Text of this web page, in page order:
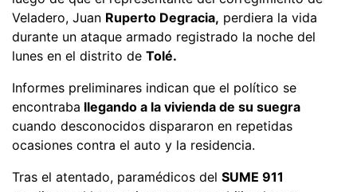
Veladero, Juan Ruperto Degracia, perdiera la vida
durante un ataque armado registrado la noche del
lunes en el distrito de Tolé.
Informes preliminares indican que el político se
encontraba llegando a la vivienda de su suegra
cuando desconocidos dispararon en repetidas
ocasiones contra el auto y la residencia.
Tras el atentado, paramédicos del SUME 911